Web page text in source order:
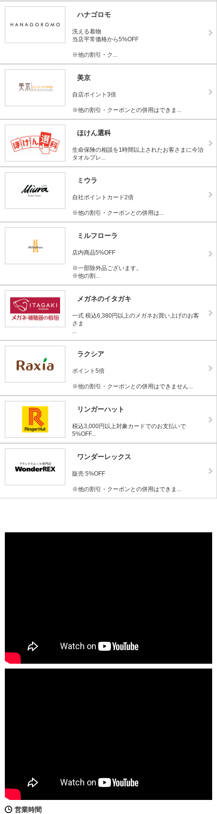
ハナゴロモ
洗える着物
当店平常価格から5%OFF
※他の割引・ク...
美京
自店ポイント3倍
※他の割引・クーポンとの併用はできま...
ほけん選科
生命保険の相談を1時間以上されたお客さまに今治
タオルプレ...
ミウラ
自社ポイントカード2倍
※他の割引・クーポンとの併用は...
ミルフローラ
店内商品5%OFF
※一部除外品ございます。
※他の割...
メガネのイタガキ
一式 税込6,380円以上のメガネお買い上げのお客
さま
...
ラクシア
ポイント5倍
※他の割引・クーポンとの併用はできません...
リンガーハット
税込3,000円以上対象カードでのお支払いで
5%OFF...
ワンダーレックス
販売 5%OFF
※他の割引・クーポンとの併用はできま...
営業時間